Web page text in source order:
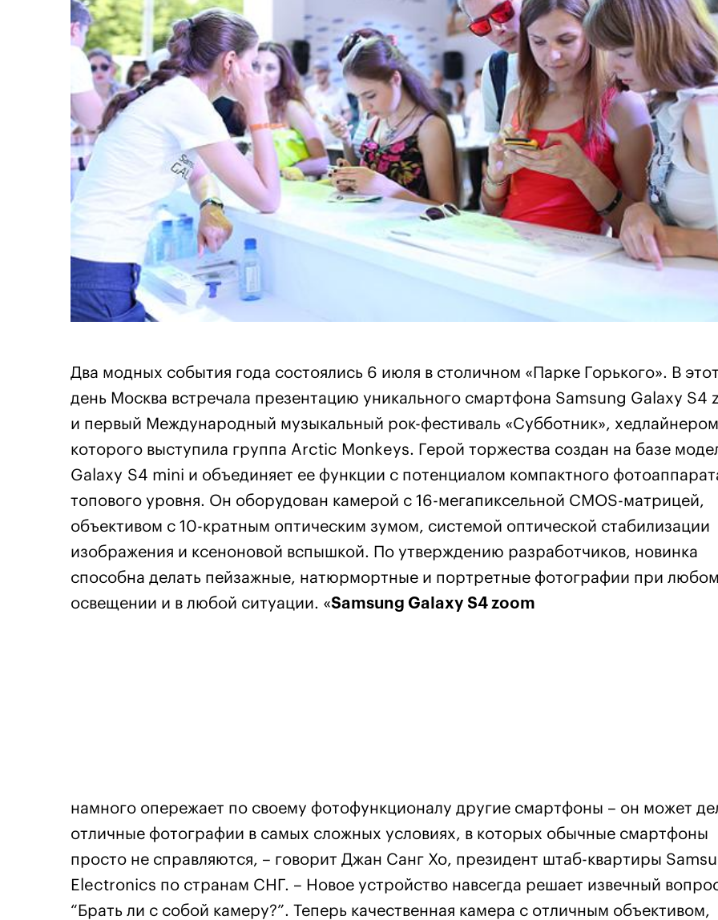
Два модных события года состоялись 6 июля в столичном «Парке Горького». В этот
день Москва встречала презентацию уникального смартфона Samsung Galaxy S4
и первый Международный музыкальный рок-фестиваль «Субботник», хедлайнером
которого выступила группа Arctic Monkeys. Герой торжества создан на базе
Galaxy S4 mini и объединяет ее функции с потенциалом компактного
топового уровня. Он оборудован камерой с 16-мегапиксельной CMOS-матрицей,
объективом с 10-кратным оптическим зумом, системой оптической стабилизации
изображения и ксеноновой вспышкой. По утверждению разработчиков, новинка
способна делать пейзажные, натюрмортные и портретные фотографии при любом
освещении и в любой ситуации. «Samsung Galaxy S4 zoom
намного опережает по своему фотофункционалу другие смартфоны – он может
отличные фотографии в самых сложных условиях, в которых обычные смартфоны
просто не справляются, – говорит Джан Санг Хо, президент штаб-квартиры
Electronics по странам СНГ. – Новое устройство навсегда решает извечный
“Брать ли с собой камеру?”. Теперь качественная камера с отличным объективом,